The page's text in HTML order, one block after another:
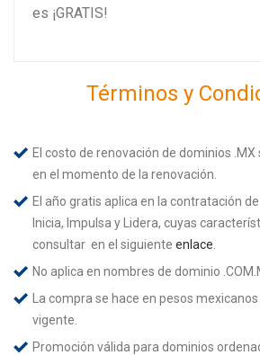
es ¡GRATIS!
Términos y
El costo de renovación de dominios
en el momento de la renovación.
El año gratis aplica en la contratación
Inicia, Impulsa y Lidera, cuyas
consultar en el siguiente enlace
No aplica en nombres de dominio
La compra se hace en pesos
vigente.
Promoción válida para dominios